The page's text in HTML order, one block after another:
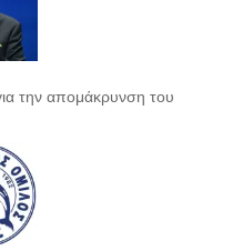
την απομάκρυνση του